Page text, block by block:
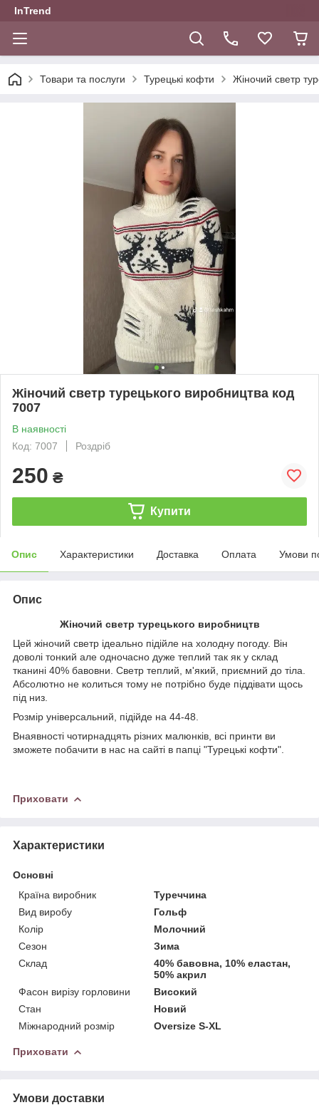
InTrend
Товари та послуги Турецькі кофти Жіночий светр
Жіночий светр турецького виробництва код
7007
В наявності
Код: 7007
Роздріб
250 ₴
Купити
Опис Характеристики Доставка Оплата Умови
Опис
Жіночий светр турецького виробництв
Цей жіночий светр ідеально підійле на холодну погоду. Він
доволі тонкий але одночасно дуже теплий так як у склад
тканині 40% бавовни. Светр теплий, м'який, приємний до тіла.
Абсолютно не колиться тому не потрібно буде піддівати щось
під низ.
Розмір універсальний, підійде на 44-48.
Внаявності чотирнадцять різних малюнків, всі принти ви
зможете побачити в нас на сайті в папці "Турецькі кофти".
Приховати
Характеристики
Основні
Країна виробник
Туреччина
Вид виробу
Гольф
Колір
Молочний
Сезон
Зима
Склад
40% бавовна, 10% еластан,
50% акрил
Фасон вирізу горловини
Високий
Стан
Новий
Міжнародний розмір
Oversize S-XL
Приховати
Умови доставки